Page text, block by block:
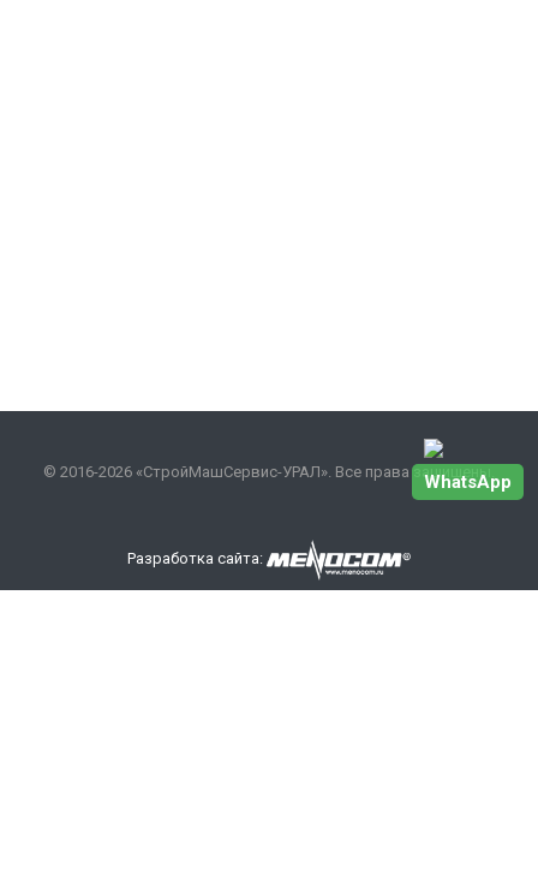
© 2016-2026 «СтройМашСервис-УРАЛ». Все права защищены.
Разработка сайта:
WhatsApp